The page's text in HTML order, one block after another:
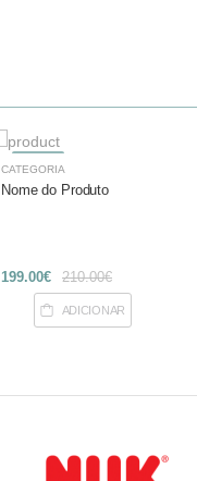
CATEGORIA
Nome do Produto
199.00€ 210.00€
ADICIONAR